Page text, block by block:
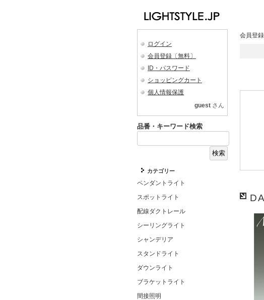
ログイン
会員登録〔無料〕
ID・パスワード
ショッピングカート
個人情報保護
guest さん
品番・キーワード検索
カテゴリー
ペンダントライト
スポットライト
配線ダクトレール
シーリングライト
シャンデリア
スタンドライト
ダウンライト
ブラケットライト
間接照明
会員登録